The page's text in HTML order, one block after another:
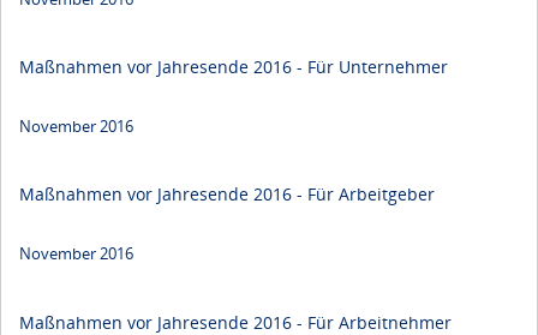
Maßnahmen vor Jahresende 2016 - Für Unternehmer
November 2016
Maßnahmen vor Jahresende 2016 - Für Arbeitgeber
November 2016
Maßnahmen vor Jahresende 2016 - Für Arbeitnehmer